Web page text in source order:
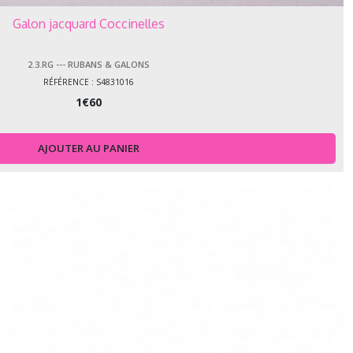
Galon jacquard Coccinelles
2.3.RG --- RUBANS & GALONS
RÉFÉRENCE : S4831016
1€60
AJOUTER AU PANIER